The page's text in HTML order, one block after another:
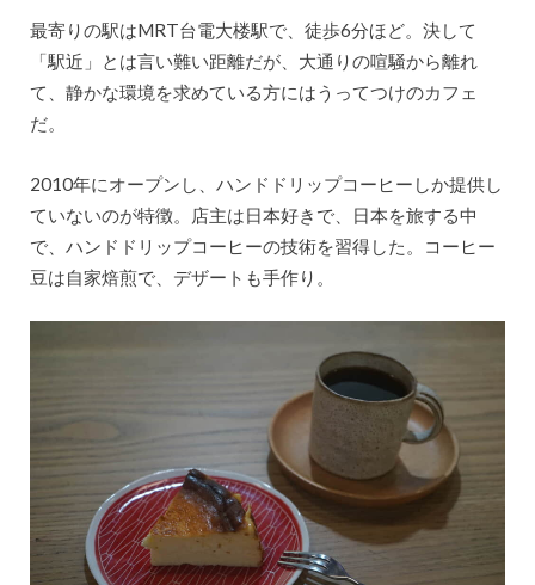
最寄りの駅はMRT台電大楼駅で、徒歩6分ほど。決して
「駅近」とは言い難い距離だが、大通りの喧騒から離れ
て、静かな環境を求めている方にはうってつけのカフェ
だ。
2010年にオープンし、ハンドドリップコーヒーしか提供し
ていないのが特徴。店主は日本好きで、日本を旅する中
で、ハンドドリップコーヒーの技術を習得した。コーヒー
豆は自家焙煎で、デザートも手作り。